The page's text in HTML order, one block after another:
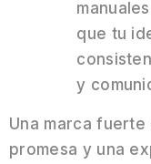
que tu
y
Una marca fuerte
promesa y una